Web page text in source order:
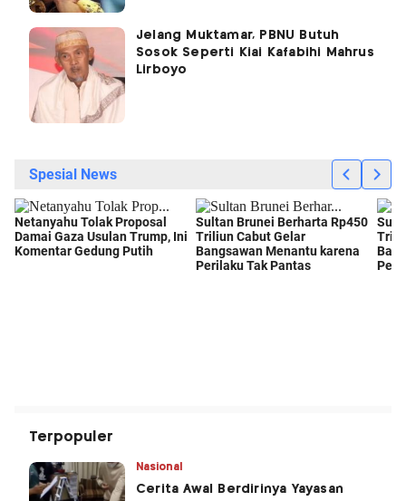
Jelang Muktamar, PBNU Butuh
Sosok Seperti Kiai Kafabihi Mahrus
Lirboyo
Terpopuler
Nasional
Cerita Awal Berdirinya Yayasan